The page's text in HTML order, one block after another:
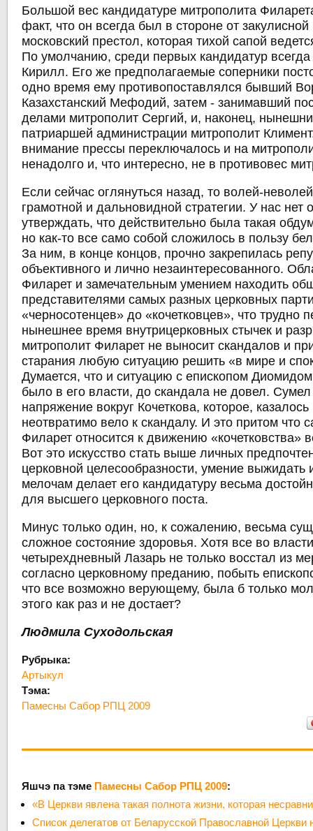
Большой вес кандидатуре митрополита
факт, что он всегда был в стороне от
московский престол, которая тихой сапой
По умолчанию, среди первых кандидатур
Кирилл. Его же предполагаемые соперники
одно время ему противопоставлялся бывший
Казахстанский Мефодий, затем - занимавший
делами митрополит Сергий, и, наконец,
патриаршей администрации митрополит
внимание прессы переключалось и на
ненадолго и, что интересно, не в противовес
Если сейчас оглянуться назад, то волей-
грамотной и дальновидной стратегии. У нас нет
утверждать, что действительно была такая
но как-то все само собой сложилось в пользу
За ним, в конце концов, прочно закрепилась
объективного и лично незаинтересованного.
Филарет и замечательным умением находить
представителями самых разных церковных
«черносотенцев» до «кочетковцев», что трудно
нынешнее время внутрицерковных стычек и
митрополит Филарет не выносит скандалов и
старания любую ситуацию решить «в мире и
Думается, что и ситуацию с епископом
было в его власти, до скандала не довел.
напряжение вокруг Кочеткова, которое,
неотвратимо вело к скандалу. И это притом что
Филарет относится к движению «кочетковства»
Вот это искусство стать выше личных
церковной целесообразности, умение выжидать
мелочам делает его кандидатуру весьма
для высшего церковного поста.
Минус только один, но, к сожалению, весьма
сложное состояние здоровья. Хотя все во
четырехдневный Лазарь не только восстал из
согласно церковному преданию, побыть
что все возможно верующему, была б только
этого как раз и не достает?
Людмила Суходольская
Рубрыка:
Артыкул
Тэма:
Памесны Сабор РПЦ 2009
Яшчэ па тэме Памесны Сабор РПЦ 2009:
«В Церкви явлена такая полнота жизни, которая
Список делегатов от Беларусской Православной